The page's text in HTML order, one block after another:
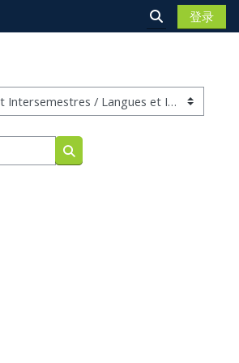
切换搜索输入
登录
搜索课程